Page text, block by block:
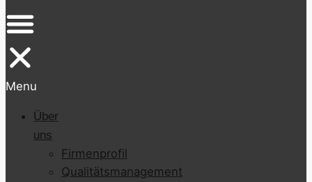
Menu
Über
uns
Firmenprofil
Qualitätsmanagement